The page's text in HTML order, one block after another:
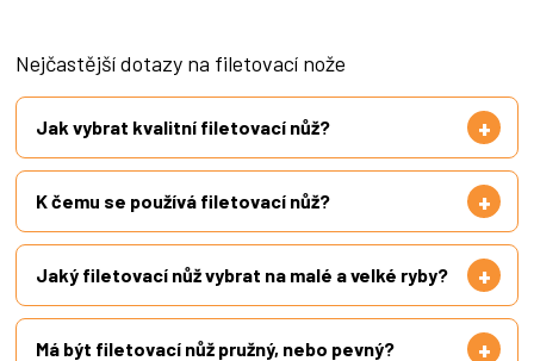
Nejčastější dotazy na filetovací nože
Jak vybrat kvalitní filetovací nůž?
K čemu se používá filetovací nůž?
Jaký filetovací nůž vybrat na malé a velké ryby?
Má být filetovací nůž pružný, nebo pevný?